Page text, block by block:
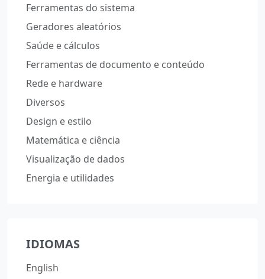
Ferramentas do sistema
Geradores aleatórios
Saúde e cálculos
Ferramentas de documento e conteúdo
Rede e hardware
Diversos
Design e estilo
Matemática e ciência
Visualização de dados
Energia e utilidades
IDIOMAS
English